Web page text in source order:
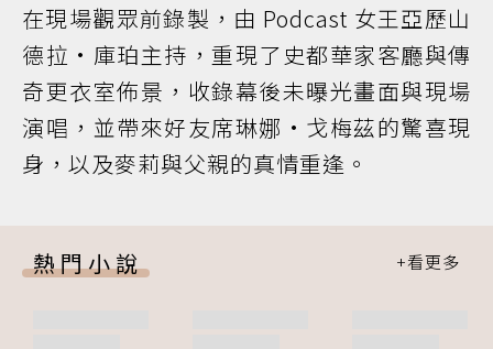
在現場觀眾前錄製，由 Podcast 女王亞歷山
德拉·庫珀主持，重現了史都華家客廳與傳
奇更衣室佈景，收錄幕後未曝光畫面與現場
演唱，並帶來好友席琳娜·戈梅茲的驚喜現
身，以及麥莉與父親的真情重逢。
熱門小說